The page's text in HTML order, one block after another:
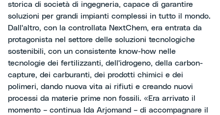
storica di società di ingegneria, capace di garantire
soluzioni per grandi impianti complessi in tutto il mondo.
Dall'altro, con la controllata NextChem, era entrata da
protagonista nel settore delle soluzioni tecnologiche
sostenibili, con un consistente know-how nelle
tecnologie dei fertilizzanti, dell'idrogeno, della carbon-
capture, dei carburanti, dei prodotti chimici e dei
polimeri, dando nuova vita ai rifiuti e creando nuovi
processi da materie prime non fossili. «Era arrivato il
momento – continua Ida Arjomand – di accompagnare il